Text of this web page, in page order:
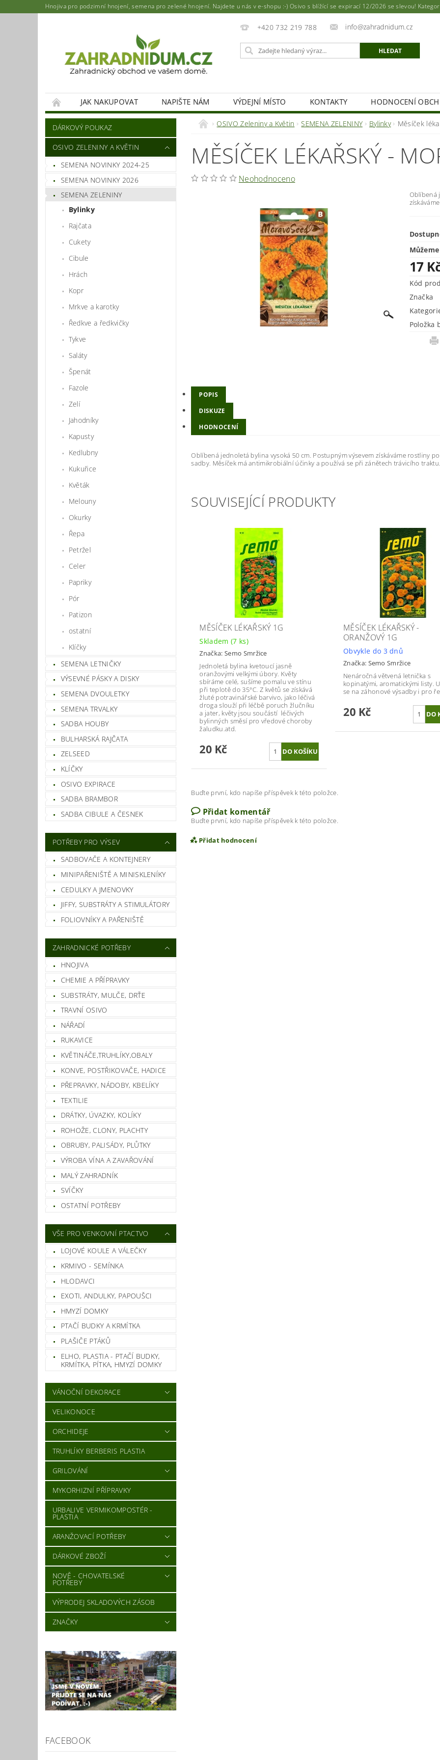
Hnojiva pro podzimní hnojení, semena pro zelené hnojení. Najdete u nás v e-shopu :-) Osivo s blížící se expirací 12/2026 se slevou! Kategorie
+420 732 219 788 info@zahradnidum.cz
JAK NAKUPOVAT NAPIŠTE NÁM VÝDEJNÍ MÍSTO KONTAKTY HODNOCENÍ
DÁRKOVÝ POUKAZ
OSIVO ZELENINY A KVĚTIN
SEMENA NOVINKY 2024-25
SEMENA NOVINKY 2026
SEMENA ZELENINY
Bylinky
Rajčata
Cukety
Cibule
Hrách
Kopr
Mrkve a karotky
Ředkve a ředkvičky
Tykve
Saláty
Špenát
Fazole
Zelí
Jahodníky
Kapusty
Kedlubny
Kukuřice
Květák
Melouny
Okurky
Řepa
Petržel
Celer
Papriky
Pór
Patizon
ostatní
Klíčky
SEMENA LETNIČKY
VÝSEVNÉ PÁSKY A DISKY
SEMENA DVOULETKY
SEMENA TRVALKY
SADBA HOUBY
BULHARSKÁ RAJČATA
ZELSEED
KLÍČKY
OSIVO EXPIRACE
SADBA BRAMBOR
SADBA CIBULE A ČESNEK
POTŘEBY PRO VÝSEV
SADBOVAČE A KONTEJNERY
MINIPAŘENIŠTĚ A MINISKLENÍKY
CEDULKY A JMENOVKY
JIFFY, SUBSTRÁTY A STIMULÁTORY
FOLIOVNÍKY A PAŘENIŠTĚ
ZAHRADNICKÉ POTŘEBY
HNOJIVA
CHEMIE A PŘÍPRAVKY
SUBSTRÁTY, MULČE, DRŤE
TRAVNÍ OSIVO
NÁŘADÍ
RUKAVICE
KVĚTINÁČE,TRUHLÍKY,OBALY
KONVE, POSTŘIKOVAČE, HADICE
PŘEPRAVKY, NÁDOBY, KBELÍKY
TEXTILIE
DRÁTKY, ÚVAZKY, KOLÍKY
ROHOŽE, CLONY, PLACHTY
OBRUBY, PALISÁDY, PLŮTKY
VÝROBA VÍNA A ZAVAŘOVÁNÍ
MALÝ ZAHRADNÍK
SVÍČKY
OSTATNÍ POTŘEBY
VŠE PRO VENKOVNÍ PTACTVO
LOJOVÉ KOULE A VÁLEČKY
KRMIVO - SEMÍNKA
HLODAVCI
EXOTI, ANDULKY, PAPOUŠCI
HMYZÍ DOMKY
PTAČÍ BUDKY A KRMÍTKA
PLAŠIČE PTÁKŮ
ELHO, PLASTIA - PTAČÍ BUDKY,
KRMÍTKA, PÍTKA, HMYZÍ DOMKY
VÁNOČNÍ DEKORACE
VELIKONOCE
ORCHIDEJE
TRUHLÍKY BERBERIS PLASTIA
GRILOVÁNÍ
MYKORHIZNÍ PŘÍPRAVKY
URBALIVE VERMIKOMPOSTÉR -
PLASTIA
ARANŽOVACÍ POTŘEBY
DÁRKOVÉ ZBOŽÍ
NOVĚ - CHOVATELSKÉ
POTŘEBY
VÝPRODEJ SKLADOVÝCH ZÁSOB
ZNAČKY
FACEBOOK
OSIVO Zeleniny a Květin SEMENA ZELENINY Bylinky Měsíček
MĚSÍČEK LÉKAŘSKÝ -
Neohodnoceno
Oblíbená
17
Kód
Značka
Položka
POPIS
DISKUZE
HODNOCENÍ
Oblíbená jednoletá bylina vysoká 50 cm. Postupným výsevem získáváme rostliny
sadby. Měsíček má antimikrobiální účinky a používá se při zánětech trávicího
SOUVISEJÍCÍ PRODUKTY
MĚSÍČEK LÉKAŘSKÝ 1G
Skladem (7 ks)
Značka: Semo Smržice
Jednoletá bylina kvetoucí jasně
oranžovými velkými úbory. Květy
sbíráme celé, sušíme pomalu ve stínu
při teplotě do 35°C. Z květů se získává
žluté potravinářské barvivo, jako léčivá
droga slouží při léčbě poruch žlučníku
a jater, květy jsou součástí léčivých
bylinných směsí pro vředové choroby
žaludku.atd.
20 Kč
MĚSÍČEK LÉKAŘSKÝ -
ORANŽOVÝ 1G
Obvykle do 3 dnů
Značka: Semo Smržice
Nenáročná větvená letnička s
kopinatými, aromatickými listy.
se na záhonové výsadby i pro
20 Kč
Buďte první, kdo napíše příspěvek k této položce.
Přidat komentář
Buďte první, kdo napíše příspěvek k této položce.
Přidat hodnocení